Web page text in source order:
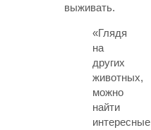
выживать.
«Глядя
на
других
животных,
можно
найти
интересные